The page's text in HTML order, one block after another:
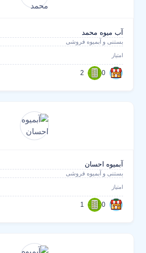
آب میوه محمد
بستنی و آبمیوه فروشی
امتیاز
0
2
آبمیوه احسان
بستنی و آبمیوه فروشی
امتیاز
0
1